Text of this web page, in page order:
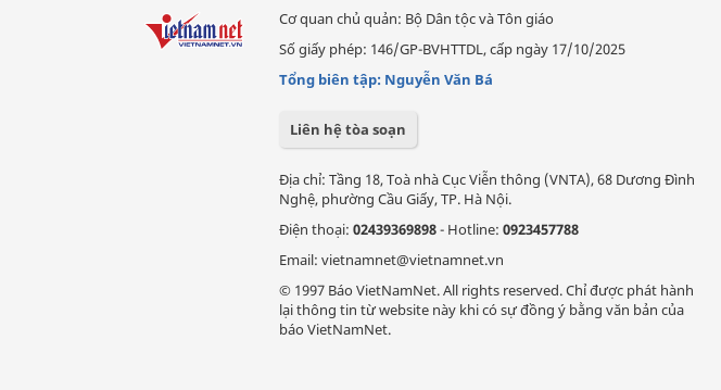
Cơ quan chủ quản: Bộ Dân tộc và Tôn giáo
Số giấy phép: 146/GP-BVHTTDL, cấp ngày 17/10/2025
Tổng biên tập: Nguyễn Văn Bá
Liên hệ tòa soạn
Địa chỉ: Tầng 18, Toà nhà Cục Viễn thông (VNTA), 68 Dương Đình
Nghệ, phường Cầu Giấy, TP. Hà Nội.
Điện thoại: 02439369898- Hotline: 0923457788
Email: vietnamnet@vietnamnet.vn
© 1997 Báo VietNamNet. All rights reserved. Chỉ được phát hành
lại thông tin từ website này khi có sự đồng ý bằng văn bản của
báo VietNamNet.